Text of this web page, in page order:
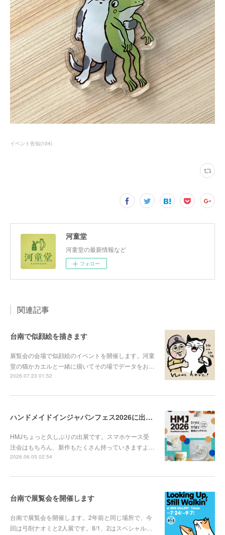
イベント告知(104)
河童堂
河童堂の最新情報など
フォロー
関連記事
台南で似顔絵を描きます
展覧会の会場で似顔絵のイベントを開催します。河童
堂の猫かカエルと一緒に描いてその場でデータをお…
2026.07.23 01:52
ハンドメイドインジャパンフェス2026に出展します
HMJちょっと久しぶりの出展です。スマホケース受
注会はもちろん、新作もたくさん持っていきますよ…
2026.06.05 02:54
台南で展覧会を開催します
台南で展覧会を開催します。2年前と同じ場所で、今
回は弓削ナオミと2人展です。8/1、2はスペシャル…